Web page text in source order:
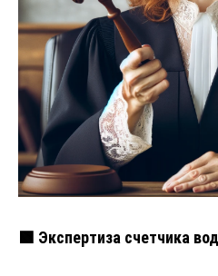
🟩 Экспертиза счетчика